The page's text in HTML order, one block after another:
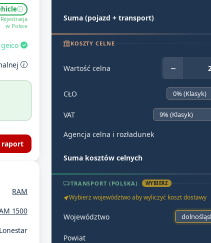
w Polsce
geico
raport
RAM
1500
Suma (pojazd + transport)
KOSZTY CELNE
Wartość celna −
CŁO
VAT
Agencja celna i rozładunek
Suma kosztów celnych
TRANSPORT (POLSKA) WYBIERZ
Wybierz województwo aby wyliczyć koszt dostawy
Województwo
Powiat